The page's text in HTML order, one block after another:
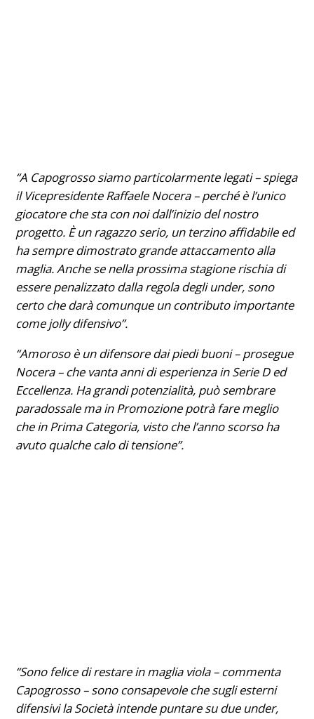
“A Capogrosso siamo particolarmente legati – spiega
il Vicepresidente Raffaele Nocera – perché è l’unico
giocatore che sta con noi dall’inizio del nostro
progetto. È un ragazzo serio, un terzino affidabile ed
ha sempre dimostrato grande attaccamento alla
maglia. Anche se nella prossima stagione rischia di
essere penalizzato dalla regola degli under, sono
certo che darà comunque un contributo importante
come jolly difensivo”.
“Amoroso è un difensore dai piedi buoni – prosegue
Nocera – che vanta anni di esperienza in Serie D ed
Eccellenza. Ha grandi potenzialità, può sembrare
paradossale ma in Promozione potrà fare meglio
che in Prima Categoria, visto che l’anno scorso ha
avuto qualche calo di tensione”.
“Sono felice di restare in maglia viola – commenta
Capogrosso – sono consapevole che sugli esterni
difensivi la Società intende puntare su due under,